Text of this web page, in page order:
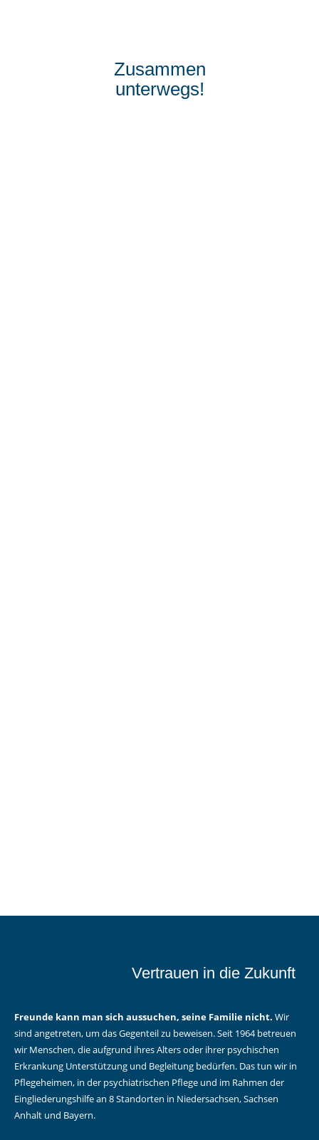
Zusammen
unterwegs!
Vertrauen in die Zukunft
Freunde kann man sich aussuchen, seine Familie nicht. Wir
sind angetreten, um das Gegenteil zu beweisen. Seit 1964 betreuen
wir Menschen, die aufgrund ihres Alters oder ihrer psychischen
Erkrankung Unterstützung und Begleitung bedürfen. Das tun wir in
Pflegeheimen, in der psychiatrischen Pflege und im Rahmen der
Eingliederungshilfe an 8 Standorten in Niedersachsen, Sachsen
Anhalt und Bayern.